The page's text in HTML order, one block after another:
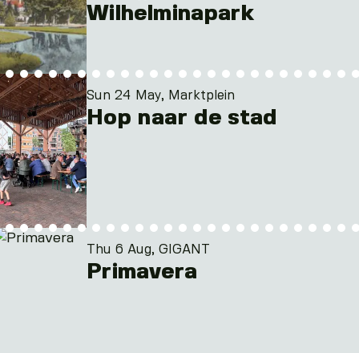
Wilhelminapark
Sun 24 May, Marktplein
Hop naar de stad
Thu 6 Aug, GIGANT
Primavera